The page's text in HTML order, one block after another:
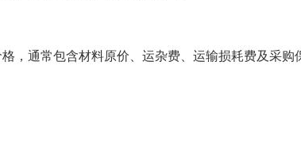
，通常包含材料原价、运杂费、运输损耗费及采购